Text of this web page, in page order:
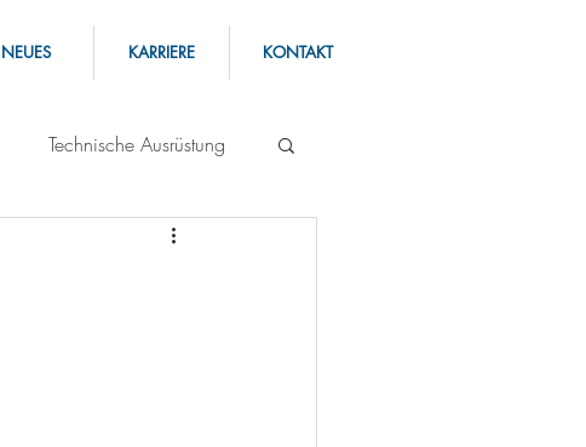
NEUES KARRIERE KONTAKT
Technische Ausrüstung